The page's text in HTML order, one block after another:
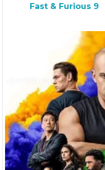
Fast & Furious 9